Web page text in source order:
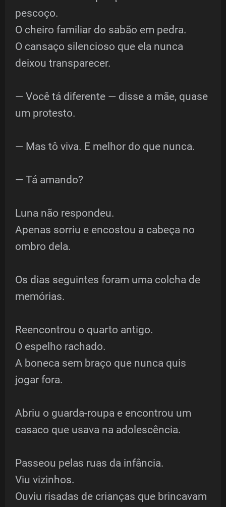
pescoço.
O cheiro familiar do sabão em pedra.
O cansaço silencioso que ela nunca
deixou transparecer.
— Você tá diferente — disse a mãe, quase
um protesto.
— Mas tô viva. E melhor do que nunca.
— Tá amando?
Luna não respondeu.
Apenas sorriu e encostou a cabeça no
ombro dela.
Os dias seguintes foram uma colcha de
memórias.
Reencontrou o quarto antigo.
O espelho rachado.
A boneca sem braço que nunca quis
jogar fora.
Abriu o guarda-roupa e encontrou um
casaco que usava na adolescência.
Passeou pelas ruas da infância.
Viu vizinhos.
Ouviu risadas de crianças que brincavam